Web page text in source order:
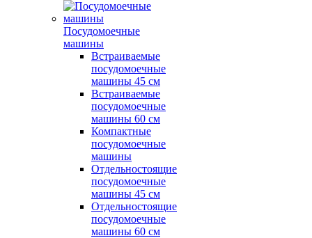
Посудомоечные
машины
Встраиваемые
посудомоечные
машины 45 см
Встраиваемые
посудомоечные
машины 60 см
Компактные
посудомоечные
машины
Отдельностоящие
посудомоечные
машины 45 см
Отдельностоящие
посудомоечные
машины 60 см